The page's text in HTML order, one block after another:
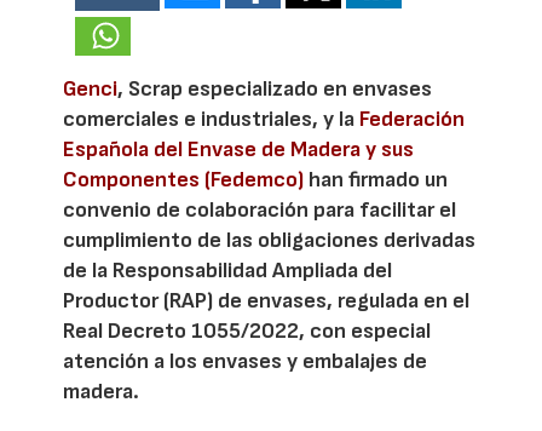
Genci, Scrap especializado en envases
comerciales e industriales, y la Federación
Española del Envase de Madera y sus
Componentes (Fedemco) han firmado un
convenio de colaboración para facilitar el
cumplimiento de las obligaciones derivadas
de la Responsabilidad Ampliada del
Productor (RAP) de envases, regulada en el
Real Decreto 1055/2022, con especial
atención a los envases y embalajes de
madera.